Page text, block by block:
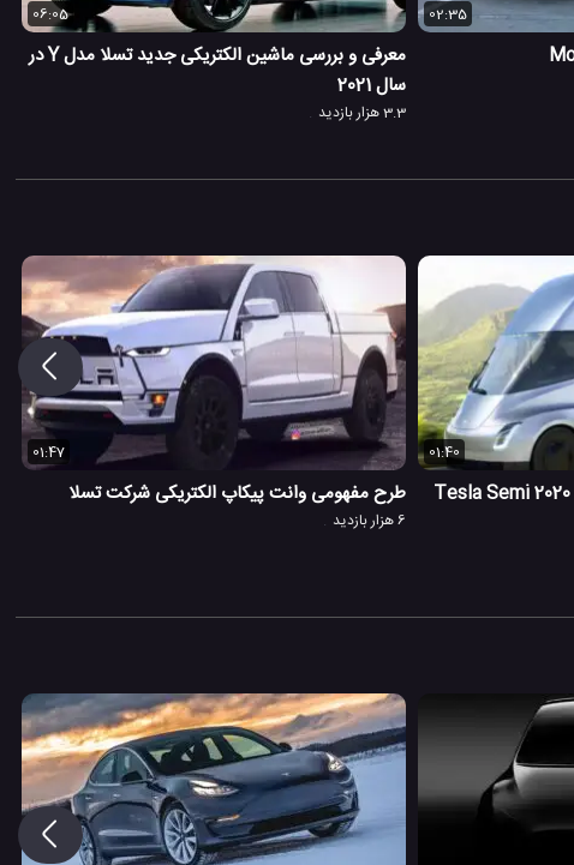
02:35
06:05
معرفی و بررسی ماشین الکتریکی جدید تسلا مدل Y در
سال 2021
3.3 هزار بازدید
01:40
01:47
طرح مفهومی وانت پیکاپ الکتریکی شرکت تسلا
6 هزار بازدید